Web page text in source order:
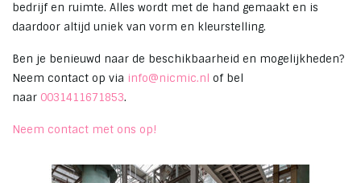
bedrijf en ruimte. Alles wordt met de hand gemaakt en is
daardoor altijd uniek van vorm en kleurstelling.
Ben je benieuwd naar de beschikbaarheid en mogelijkheden?
Neem contact op via info@nicmic.nl of bel
naar 0031411671853.
Neem contact met ons op!